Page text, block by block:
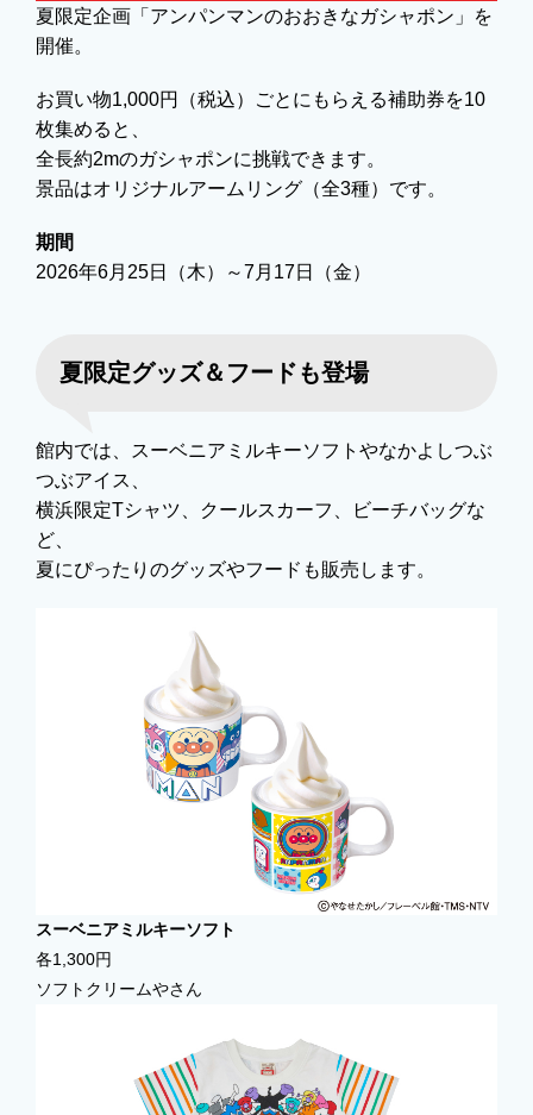
夏限定企画「アンパンマンのおおきなガシャポン」を
開催。
お買い物1,000円（税込）ごとにもらえる補助券を10
枚集めると、
全長約2mのガシャポンに挑戦できます。
景品はオリジナルアームリング（全3種）です。
期間
2026年6月25日（木）～7月17日（金）
夏限定グッズ＆フードも登場
館内では、スーベニアミルキーソフトやなかよしつぶ
つぶアイス、
横浜限定Tシャツ、クールスカーフ、ビーチバッグな
ど、
夏にぴったりのグッズやフードも販売します。
スーベニアミルキーソフト
各1,300円
ソフトクリームやさん